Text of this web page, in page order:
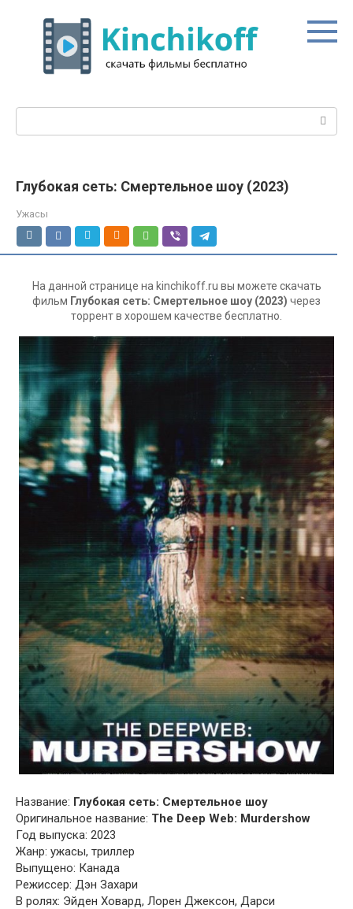
контенту
Глубокая сеть: Смертельное шоу (2023)
Ужасы
На данной странице на kinchikoff.ru вы можете скачать
фильм Глубокая сеть: Смертельное шоу (2023) через
торрент в хорошем качестве бесплатно.
Название: Глубокая сеть: Смертельное шоу
Оригинальное название: The Deep Web: Murdershow
Год выпуска: 2023
Жанр: ужасы, триллер
Выпущено: Канада
Режиссер: Дэн Захари
В ролях: Эйден Ховард, Лорен Джексон, Дарси